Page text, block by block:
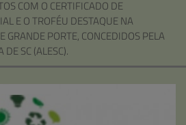
COM O CERTIFICADO DE
E O TROFÉU DESTAQUE NA
GRANDE PORTE, CONCEDIDOS PELA
SC (ALESC).